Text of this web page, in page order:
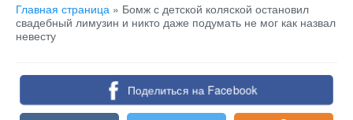
Главная страница » Бомж с детской коляской остановил
свадебный лимузин и никто даже подумать не мог как назвал
невесту
Поделиться на Facebook